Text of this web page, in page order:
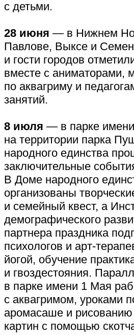
с детьми.
28 июня — в Нижнем
Павлове, Выксе и
и гости городов
вместе с аниматорами,
по аквагриму и
занятий.
8 июля — в парке
на территории парка
народного единства
заключительные
В Доме народного
организованы
и семейный квест, а
демографического
партнера праздника
психологов и арт-
йогой, обучение
и гвоздестояния.
в парке имени 1 Мая
с аквагримом, уроками
аромасаше и рисованию
картин с помощью